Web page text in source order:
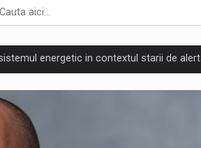
energetic in contextul starii de
granitele?
About Bakuchiol's Evolution